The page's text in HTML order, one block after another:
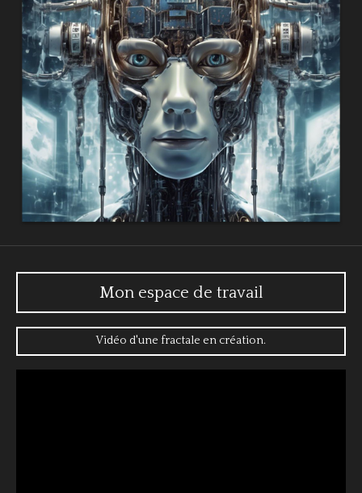
Mon espace de travail
Vidéo d'une fractale en création.